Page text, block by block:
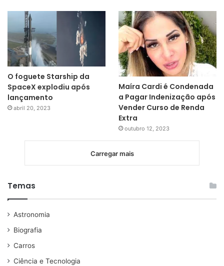
O foguete Starship da
SpaceX explodiu após
lançamento
abril 20, 2023
Maíra Cardi é Condenada
a Pagar Indenização após
Vender Curso de Renda
Extra
outubro 12, 2023
Carregar mais
Temas
Astronomia
Biografia
Carros
Ciência e Tecnologia